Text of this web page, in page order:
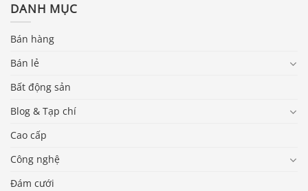
DANH MỤC
Bán hàng
Bán lẻ
Bất động sản
Blog & Tạp chí
Cao cấp
Công nghệ
Đám cưới